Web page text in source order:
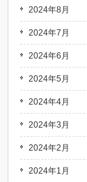
2024年8月
2024年7月
2024年6月
2024年5月
2024年4月
2024年3月
2024年2月
2024年1月